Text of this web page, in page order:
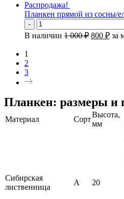
Распродажа!
Планкен прямой из сосны/
-
В наличии 1 000₽ 800 ₽ за
1
2
3
Планкен: размеры и
Материал Сорт
Высота,
мм
Сибирская
лиственница
А 20